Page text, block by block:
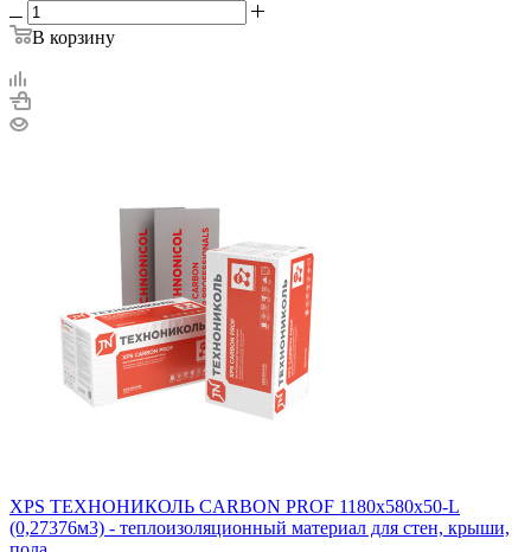
В корзину
XPS ТЕХНОНИКОЛЬ CARBON PROF 1180х580х50-L
(0,27376м3) - теплоизоляционный материал для стен, крыши,